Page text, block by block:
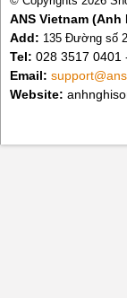
ANS Vietnam
Add: 135 Đường số
Tel: 028 3517 0401
Email:
Website: